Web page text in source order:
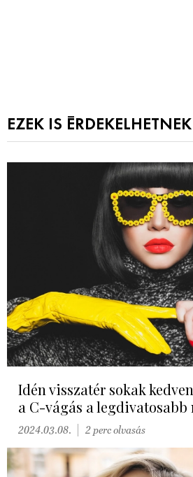
EZEK IS ÉRDEKELHETNEK
Idén visszatér sokak
a C-vágás a legdivatosabb
2024.03.08. 2 perc olvasás